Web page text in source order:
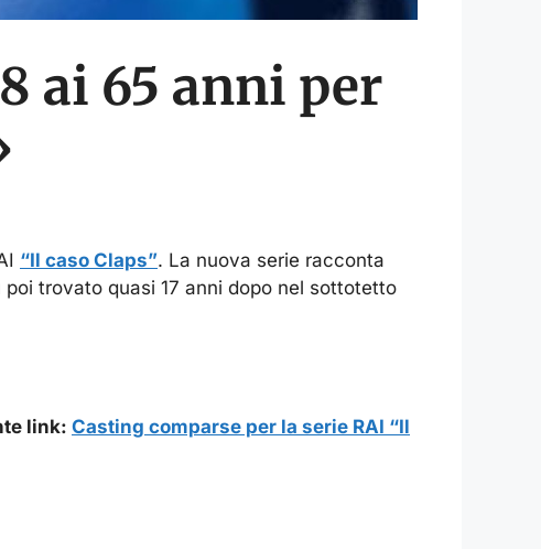
ai 65 anni per
“Il caso Claps”. La nuova serie racconta
trovato quasi 17 anni dopo nel sottotetto
link: Casting comparse per la serie RAI “Il